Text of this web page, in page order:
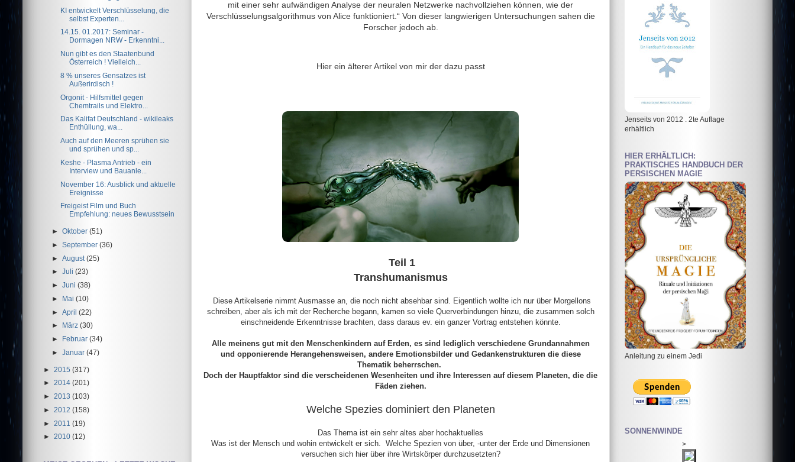
mit einer sehr aufwändigen Analyse der neuralen Netzwerke nachvollziehen können, wie der
Verschlüsselungsalgorithmus von Alice funktioniert.“ Von dieser langwierigen Untersuchungen sahen die
Forscher jedoch ab.
Hier ein älterer Artikel von mir der dazu passt
Teil 1
Transhumanismus
Diese Artikelserie nimmt Ausmasse an, die noch nicht absehbar sind. Eigentlich wollte ich nur über Morgellons
schreiben, aber als ich mit der Recherche begann, kamen so viele Querverbindungen hinzu, die zusammen solch
einschneidende Erkenntnisse brachten, dass daraus ev. ein ganzer Vortrag entstehen könnte.
Alle meinens gut mit den Menschenkindern auf Erden, es sind lediglich verschiedene Grundannahmen
und opponierende Herangehensweisen, andere Emotionsbilder und Gedankenstrukturen die diese
Thematik beherrschen.
Doch der Hauptfaktor sind die verscheidenen Wesenheiten und ihre Interessen auf diesem Planeten, die die
Fäden ziehen.
Welche Spezies dominiert den Planeten
Das Thema ist ein sehr altes aber hochaktuelles
Was ist der Mensch und wohin entwickelt er sich. Welche Spezien von über, -unter der Erde und Dimensionen
versuchen sich hier über ihre Wirtskörper durchzusetzten?
KI entwickelt Verschlüsselung, die
selbst Experten...
14.15. 01.2017: Seminar -
Dormagen NRW - Erkenntni...
Nun gibt es den Staatenbund
Österreich ! Vielleich...
8 % unseres Gensatzes ist
Außerirdisch !
Orgonit - Hilfsmittel gegen
Chemtrails und Elektro...
Das Kalifat Deutschland - wikileaks
Enthüllung, wa...
Auch auf den Meeren sprühen sie
und sprühen und sp...
Keshe - Plasma Antrieb - ein
Interview und Bauanle...
November 16: Ausblick und aktuelle
Ereignisse
Freigeist Film und Buch
Empfehlung: neues Bewusstsein
►Oktober(51)
►September(36)
► August(25)
►Juli(23)
►Juni(38)
► Mai(10)
►April(22)
►
März(30)
►
Februar(34)
►Januar(47)
► 2015 (317)
► 2014 (201)
► 2013 (103)
► 2012 (158)
► 2011 (19)
► 2010 (12)
Jenseits von 2012 . 2te Auflage
erhältlich
HIER ERHÄLTLICH:
PRAKTISCHES HANDBUCH DER
PERSISCHEN MAGIE
Anleitung zu einem Jedi
SONNENWINDE
>